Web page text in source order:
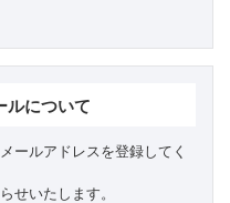
ルについて
ールアドレスを登録してく
せいたします。